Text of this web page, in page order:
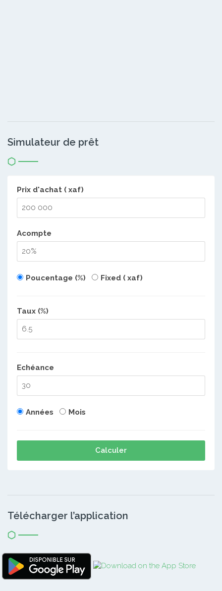
Simulateur de prêt
Prix d'achat ( xaf)
Acompte
Poucentage (%) Fixed ( xaf)
Taux (%)
Echéance
Années Mois
Calculer
Télécharger l’application